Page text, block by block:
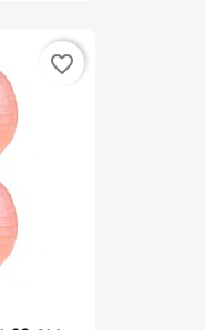
favorite_border